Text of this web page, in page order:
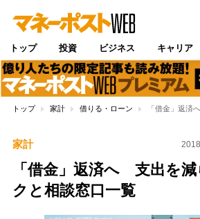
トップ 投資 ビジネス キャリア
トップ 家計 借りる・ローン 「借金」返済
家計
「借金」返済へ 支出を
クと相談窓口一覧